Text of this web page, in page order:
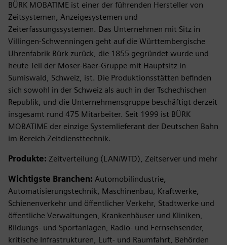
BÜRK MOBATIME ist einer der führenden Hersteller von
Zeitsystemen, Anzeigesystemen und
Zeiterfassungssystemen. Das Unternehmen mit Sitz in
Villingen-Schwenningen geht auf die Württembergische
Uhrenfabrik Bürk zurück, die 1855 gegründet wurde und
heute Teil der Moser-Baer-Gruppe mit Hauptsitz in
Sumiswald, Schweiz, ist. Die Produktionsstätten befinden
sich sowohl in der Schweiz als auch in der Tschechischen
Republik, und die Unternehmensgruppe beschäftigt derzeit
insgesamt rund 475 Mitarbeiter. Seit 1999 ist BÜRK
MOBATIME der einzige Systemlieferant der Deutschen Bahn
im Bereich Zeitdiensttechnik.
Produkte: Zeitverteilung (LAN/WTD), Zeitserver und mehr
Wichtigste Branchen: Automobilindustrie,
Automatisierungstechnik, Maschinenbau, Kraftwerke,
Schienenverkehr und öffentlicher Verkehr, Stadtwerke und
öffentliche Verwaltungen, Krankenhäuser und Kliniken,
Bildungs- und Sportanlagen, Radio- und Fernsehsender,
kritische Infrastrukturen, Luft- und Raumfahrt, Behörden